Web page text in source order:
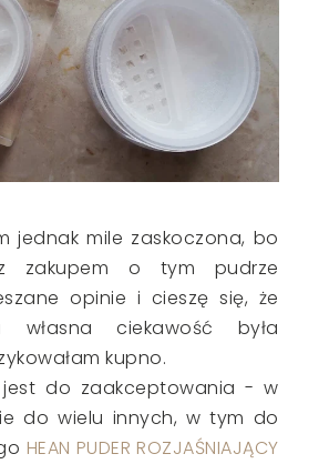
jednak mile zaskoczona, bo
zakupem o tym pudrze
opinie i cieszę się, że
własna ciekawość była
kupno.
do zaakceptowania - w
do wielu innych, w tym do
HEAN PUDER ROZJAŚNIAJĄCY